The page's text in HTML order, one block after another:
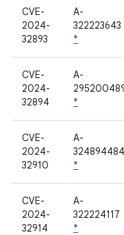
CVE-
2024-
32893
A-
322223643
*
CVE-
2024-
32894
A-
*
CVE-
2024-
32910
A-
324894484
*
CVE-
2024-
32914
A-
322224117
*